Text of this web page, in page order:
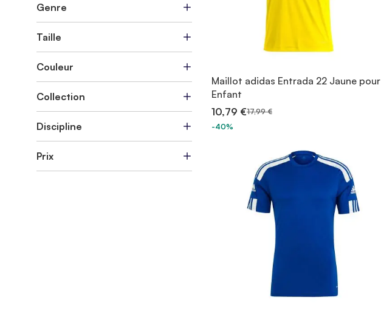
Maillot adidas Entrada 22 Jaune pour
Enfant
10,79 €17,99 €
-40%
Genre
Taille
Couleur
Collection
Discipline
Prix